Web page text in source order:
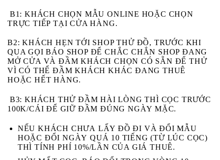
B1: KHÁCH CHỌN MẪU ONLINE HOẶC CHỌN
TRỰC TIẾP TẠI CỬA HÀNG.
B2: KHÁCH HẸN TỚI SHOP THỬ ĐỒ, TRƯỚC KHI
QUA GỌI BÁO SHOP ĐỂ CHẮC CHẮN SHOP ĐANG
MỞ CỬA VÀ ĐẦM KHÁCH CHỌN CÓ SẴN ĐỂ THỬ
VÌ CÓ THỂ ĐẦM KHÁCH KHÁC ĐANG THUÊ
HOẶC HẾT HÀNG.
B3: KHÁCH THỬ ĐẦM HÀI LÒNG THÌ CỌC TRƯỚC
100K/CÁI ĐỂ GIỮ ĐẦM ĐÚNG NGÀY MẶC.
NẾU KHÁCH CHƯA LẤY ĐỒ ĐI VÀĐỔI MẪU
HOẶC ĐỔI NGÀY QUÁ 10 TIẾNG (TỪ LÚC CỌC)
THÌ TÍNH PHÍ 10%/LẦN CỦA GIÁ THUÊ.